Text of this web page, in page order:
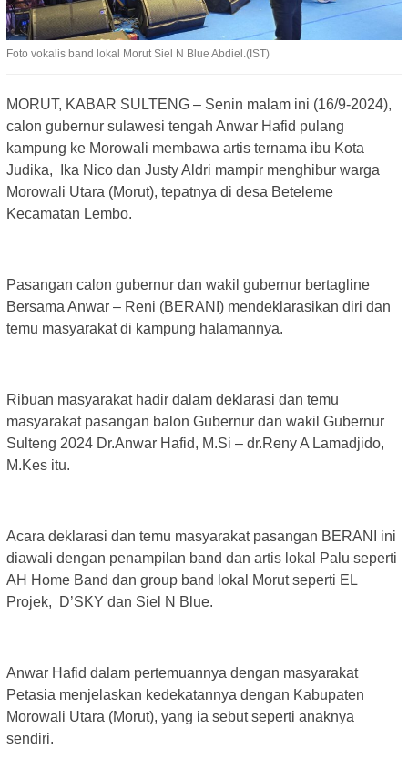
Foto vokalis band lokal Morut Siel N Blue Abdiel.(IST)
MORUT, KABAR SULTENG – Senin malam ini (16/9-2024),
calon gubernur sulawesi tengah Anwar Hafid pulang
kampung ke Morowali membawa artis ternama ibu Kota
Judika, Ika Nico dan Justy Aldri mampir menghibur warga
Morowali Utara (Morut), tepatnya di desa Beteleme
Kecamatan Lembo.
Pasangan calon gubernur dan wakil gubernur bertagline
Bersama Anwar – Reni (BERANI) mendeklarasikan diri dan
temu masyarakat di kampung halamannya.
Ribuan masyarakat hadir dalam deklarasi dan temu
masyarakat pasangan balon Gubernur dan wakil Gubernur
Sulteng 2024 Dr.Anwar Hafid, M.Si – dr.Reny A Lamadjido,
M.Kes itu.
Acara deklarasi dan temu masyarakat pasangan BERANI ini
diawali dengan penampilan band dan artis lokal Palu seperti
AH Home Band dan group band lokal Morut seperti EL
Projek, D’SKY dan Siel N Blue.
Anwar Hafid dalam pertemuannya dengan masyarakat
Petasia menjelaskan kedekatannya dengan Kabupaten
Morowali Utara (Morut), yang ia sebut seperti anaknya
sendiri.